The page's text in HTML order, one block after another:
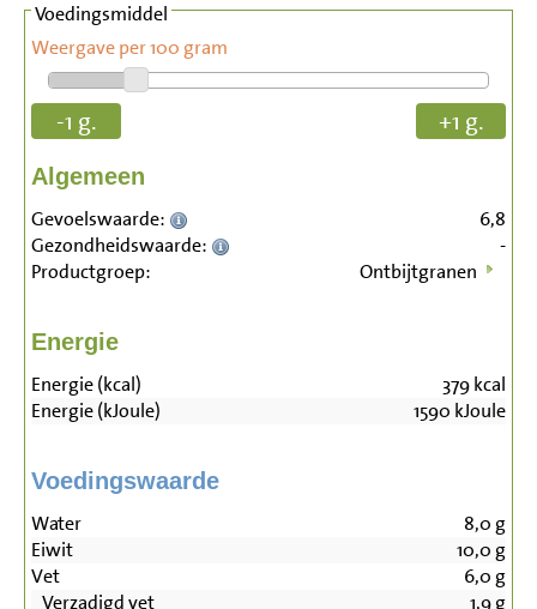
Voedingsmiddel
Weergave per 100 gram
-1 g. +1 g.
Algemeen
Gevoelswaarde:
6,8
Gezondheidswaarde:
-
Productgroep:
Ontbijtgranen
Energie
Energie (kcal) 379kcal
Energie (kJoule)
1590 kJoule
Voedingswaarde
Water 8,0 g
Eiwit
10,0 g
Vet
6,0 g
Verzadigd vet
1,9g